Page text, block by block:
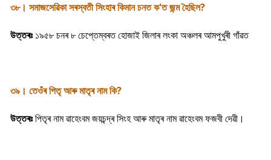
৩৮। সমাজসেৱিকা সৰস্বতী সিংহাৰ কিমান চনত ক'ত জন্ম হৈছিল?
উত্তৰঃ১৯৫৮ চনৰ ৮ চেপ্তেম্বৰত হোজাই জিলাৰ লংকা অঞ্চলৰ আমপুখুৰী গাঁৱত
৩৯। তেওঁৰ পিতৃ আৰু মাতৃৰ নাম কি?
উত্তৰঃপিতৃৰ নাম ৱাহেংবম জয়চন্দ্ৰ সিংহ আৰু মাতৃৰ নাম ৱাহেংবম ফজবী দেৱী।